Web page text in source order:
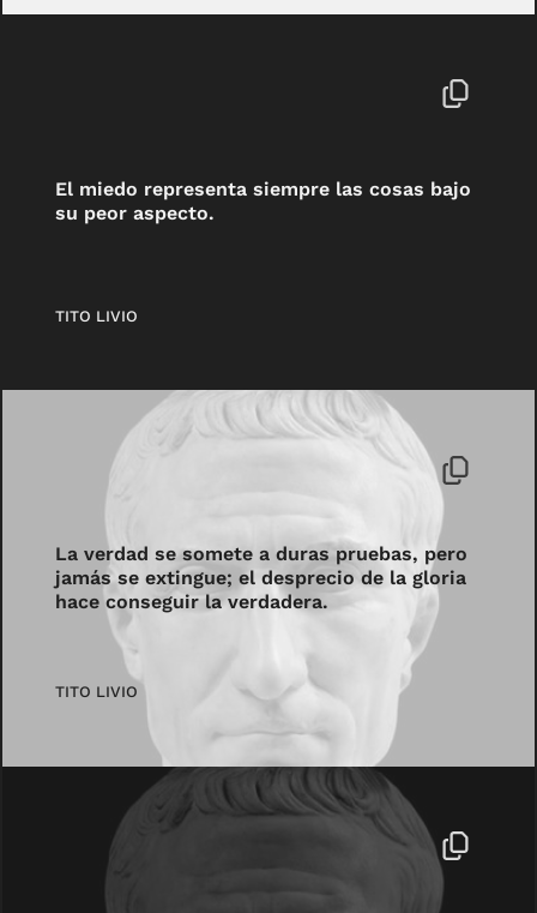
El miedo representa siempre las cosas bajo
su peor aspecto.
TITO LIVIO
La verdad se somete a duras pruebas, pero
jamás se extingue; el desprecio de la gloria
hace conseguir la verdadera.
TITO LIVIO